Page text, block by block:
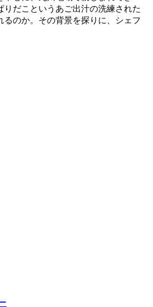
りだこというあご出汁の洗練された
るのか。その背景を探りに、シェフ